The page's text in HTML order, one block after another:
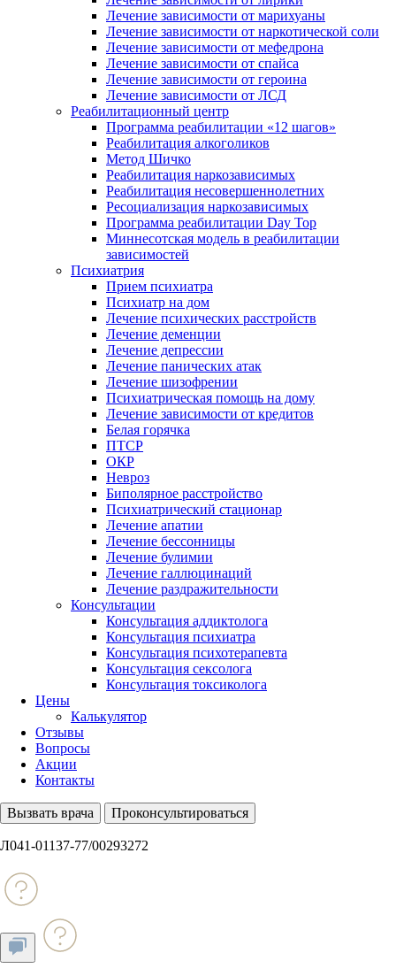
Лечение зависимости от марихуаны
Лечение зависимости от наркотической соли
Лечение зависимости от мефедрона
Лечение зависимости от спайса
Лечение зависимости от героина
Лечение зависимости от ЛСД
Реабилитационный центр
Программа реабилитации «12 шагов»
Реабилитация алкоголиков
Метод Шичко
Реабилитация наркозависимых
Реабилитация несовершеннолетних
Ресоциализация наркозависимых
Программа реабилитации Day Top
Миннесотская модель в реабилитации
зависимостей
Психиатрия
Прием психиатра
Психиатр на дом
Лечение психических расстройств
Лечение деменции
Лечение депрессии
Лечение панических атак
Лечение шизофрении
Психиатрическая помощь на дому
Лечение зависимости от кредитов
Белая горячка
ПТСР
ОКР
Невроз
Биполярное расстройство
Психиатрический стационар
Лечение апатии
Лечение бессонницы
Лечение булимии
Лечение галлюцинаций
Лечение раздражительности
Консультации
Консультация аддиктолога
Консультация психиатра
Консультация психотерапевта
Консультация сексолога
Консультация токсиколога
Цены
Калькулятор
Отзывы
Вопросы
Акции
Контакты
Вызвать врача Проконсультироваться
Л041-01137-77/00293272